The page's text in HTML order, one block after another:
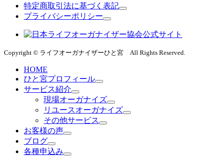
特定商取引法に基づく表記
プライバシーポリシー
Copyright © ライフオーガナイザーひと宮 All Rights Reserved.
HOME
ひと宮プロフィール
サービス紹介
現場オーガナイズ
リユースオーガナイズ
その他サービス
お客様の声
ブログ
各種申込み